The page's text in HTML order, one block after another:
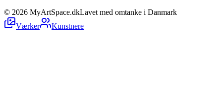
© 2026 MyArtSpace.dkLavet med omtanke i Danmark
Værker
Kunstnere